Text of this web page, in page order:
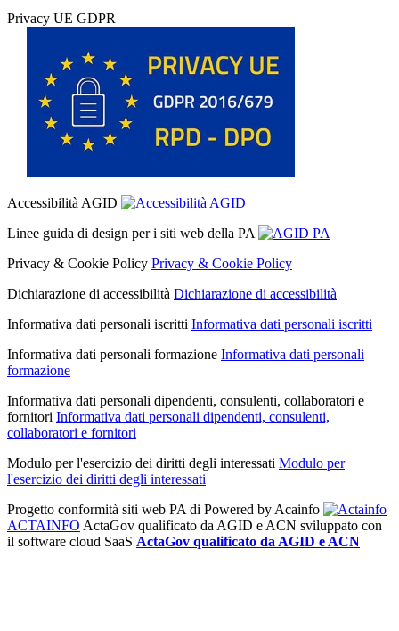
Privacy UE GDPR
Accessibilità AGID
Linee guida di design per i siti web della PA
Privacy & Cookie Policy Privacy & Cookie Policy
Dichiarazione di accessibilità Dichiarazione di accessibilità
Informativa dati personali iscritti Informativa dati personali iscritti
Informativa dati personali formazione Informativa dati personali
formazione
Informativa dati personali dipendenti, consulenti, collaboratori e
fornitori Informativa dati personali dipendenti, consulenti,
collaboratori e fornitori
Modulo per l'esercizio dei diritti degli interessati Modulo per
l'esercizio dei diritti degli interessati
Progetto conformità siti web PA di Powered by Acainfo
ACTAINFO ActaGov qualificato da AGID e ACN sviluppato con
il software cloud SaaS ActaGov qualificato da AGID e ACN